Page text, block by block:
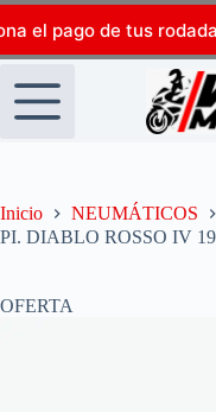
el pago de tus
Inicio
NEUMÁTICOS
PI. DIABLO ROSSO IV
OFERTA